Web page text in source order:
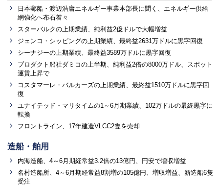
日本郵船・渡辺浩庸エネルギー事業本部長に聞く、エネルギー供給
網強化へ布石着々
スターバルクの上期業績、純利益2億ドルで大幅増益
ジェンコ・シッピングの上期業績、最終益2631万ドルに黒字回復
シーナジーの上期業績、最終益3589万ドルに黒字回復
プロダクト船社ダミコの上半期、純利益2倍の8000万ドル、スポット
運賃上昇で
コスタマーレ・バルカーズの上期業績、最終益1510万ドルに黒字回
復
ユナイテッド・マリタイムの1～6月期業績、102万ドルの最終黒字に
転換
フロントライン、17年建造VLCC2隻を売却
造船・舶用
内海造船、4～6月期経常益3.2倍の13億円、円安で増収増益
名村造船所、4～6月期経常益8割増の105億円、増収増益、新造船6隻
受注